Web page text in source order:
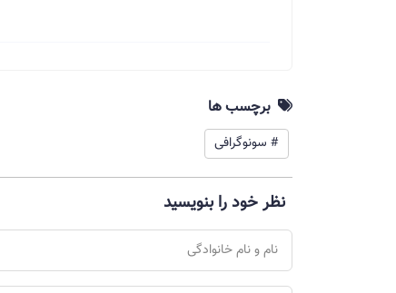
برچسب ها
# سونوگرافی
نظر خود را بنویسید